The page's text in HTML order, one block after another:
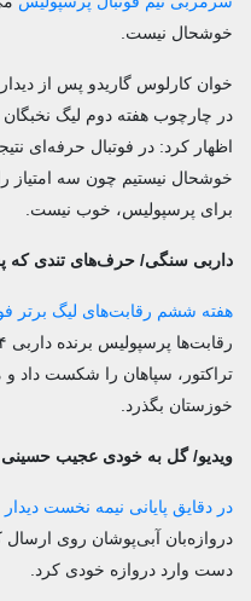
خوشحال نیست.
خوان کارلوس گاریدو پس از دیدار
در چارچوب هفته دوم لیگ نخبگان
اظهار کرد: در فوتبال حرفه‌ای
خوشحال نیستیم چون سه امتیاز
برای پرسپولیس، خوب نیست.
داربی سنگی/ حرف‌های تندی که
هفته ششم رقابت‌های لیگ برتر
تراکتور، سپاهان را شکست داد
خوزستان بگذرد.
ویدیو/ گل به خودی عجیب حسینی
در دقایق پایانی نیمه نخست
دروازه‌بان آبی‌پوشان روی
دست وارد دروازه خودی کرد.